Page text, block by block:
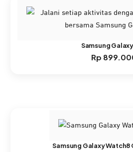
Samsung
Rp
Samsung Galaxy Watch8